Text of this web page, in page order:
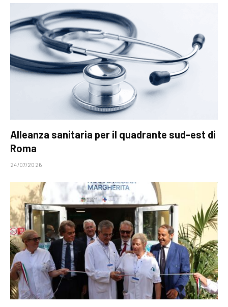
Alleanza sanitaria per il quadrante sud-est di
Roma
24/07/2026